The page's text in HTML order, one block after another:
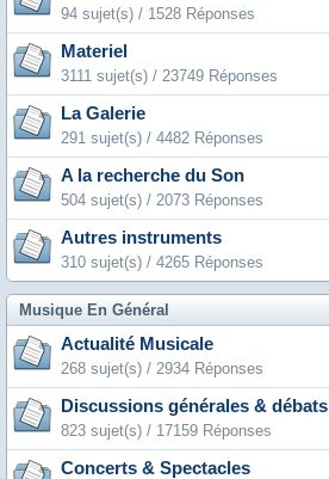
94 sujet(s) / 1528 Réponses
Materiel
3111 sujet(s) / 23749 Réponses
La Galerie
291 sujet(s) / 4482 Réponses
A la recherche du Son
504 sujet(s) / 2073 Réponses
Autres instruments
310 sujet(s) / 4265 Réponses
Musique En Général
Actualité Musicale
268 sujet(s) / 2934 Réponses
Discussions générales & débats
823 sujet(s) / 17159 Réponses
Concerts & Spectacles